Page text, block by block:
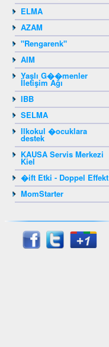
ELMA
AZAM
"Rengarenk"
AIM
Yaşlı G��menler
İletişim Ağı
IBB
SELMA
Ilkokul �ocuklara
destek
KAUSA Servis Merkezi
Kiel
�ift Etki - Doppel Effekt
MomStarter